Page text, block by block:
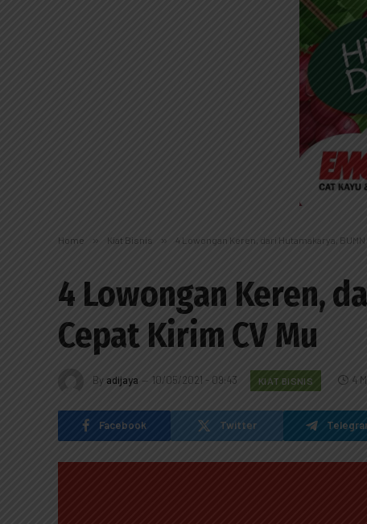
Home » Kiat Bisnis » 4 Lowongan Keren, dari Hutamakarya, BUMN
4 Lowongan Keren,
Cepat Kirim CV Mu
By adijaya 10/05/2021 - 09:43 KIAT BISNIS 4
Facebook Twitter